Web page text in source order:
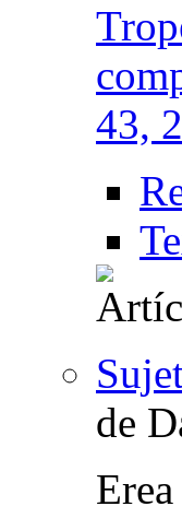
43,
de